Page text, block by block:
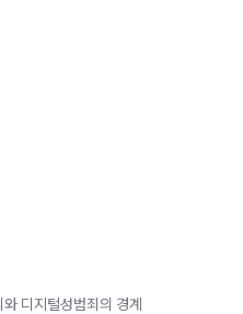
디지털성범죄의 경계